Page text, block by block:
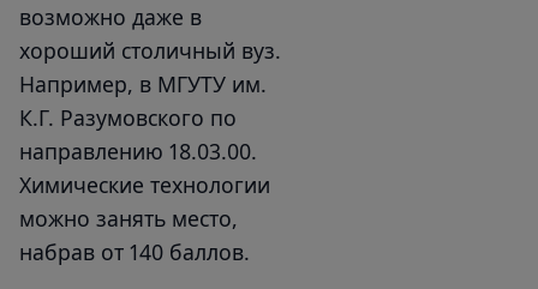
возможно даже в
хороший столичный вуз.
Например, в МГУТУ им.
К.Г. Разумовского по
направлению 18.03.00.
Химические технологии
можно занять место,
набрав от 140 баллов.